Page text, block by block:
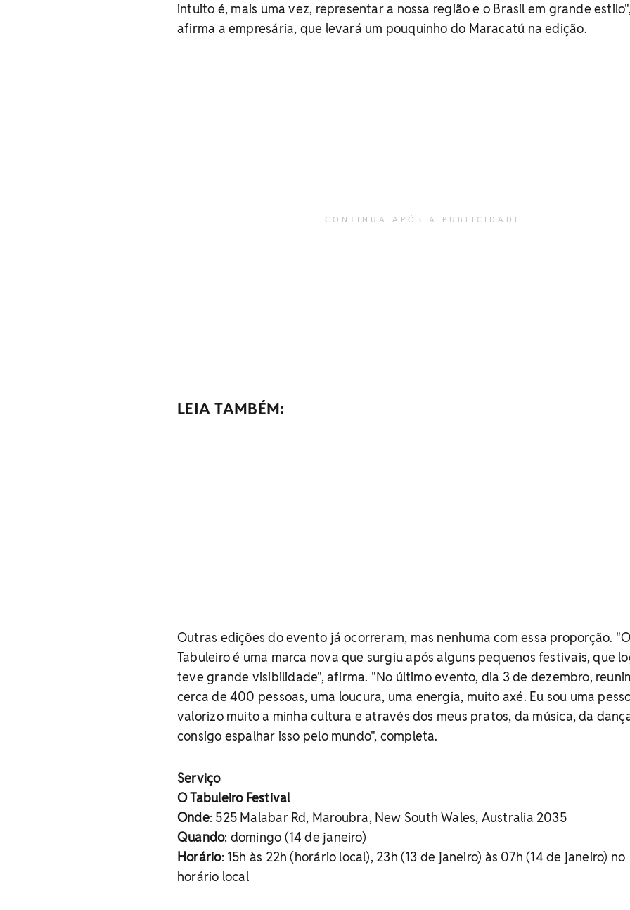
intuito é, mais uma vez, representar a nossa região e o Brasil em grande
afirma a empresária, que levará um pouquinho do Maracatú na edição.
CONTINUA APÓS A PUBLICIDADE
LEIA TAMBÉM:
Outras edições do evento já ocorreram, mas nenhuma com essa proporção. "O
Tabuleiro é uma marca nova que surgiu após alguns pequenos festivais, que
teve grande visibilidade", afirma. "No último evento, dia 3 de dezembro,
cerca de 400 pessoas, uma loucura, uma energia, muito axé. Eu sou uma
valorizo muito a minha cultura e através dos meus pratos, da música, da
consigo espalhar isso pelo mundo", completa.
Serviço
O Tabuleiro Festival
Onde: 525 Malabar Rd, Maroubra, New South Wales, Australia 2035
Quando: domingo (14 de janeiro)
Horário: 15h às 22h (horário local), 23h (13 de janeiro) às 07h (14 de janeiro) no
horário local